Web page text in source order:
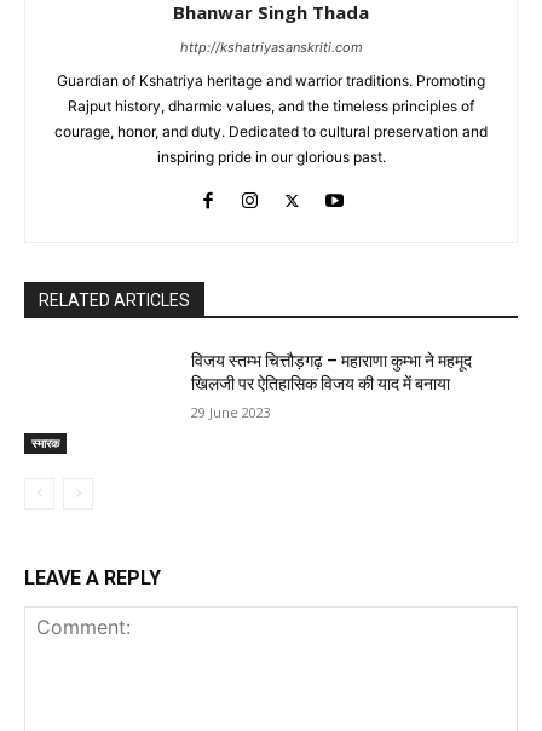
Bhanwar Singh Thada
http://kshatriyasanskriti.com
Guardian of Kshatriya heritage and warrior traditions. Promoting
Rajput history, dharmic values, and the timeless principles of
courage, honor, and duty. Dedicated to cultural preservation and
inspiring pride in our glorious past.
RELATED ARTICLES
स्मारक
विजय स्तम्भ चित्तौड़गढ़ – महाराणा कुम्भा ने महमूद
खिलजी पर ऐतिहासिक विजय की याद में बनाया
29 June 2023
LEAVE A REPLY